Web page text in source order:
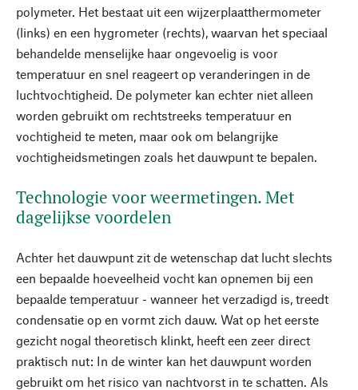
polymeter. Het bestaat uit een wijzerplaatthermometer
(links) en een hygrometer (rechts), waarvan het speciaal
behandelde menselijke haar ongevoelig is voor
temperatuur en snel reageert op veranderingen in de
luchtvochtigheid. De polymeter kan echter niet alleen
worden gebruikt om rechtstreeks temperatuur en
vochtigheid te meten, maar ook om belangrijke
vochtigheidsmetingen zoals het dauwpunt te bepalen.
Technologie voor weermetingen. Met
dagelijkse voordelen
Achter het dauwpunt zit de wetenschap dat lucht slechts
een bepaalde hoeveelheid vocht kan opnemen bij een
bepaalde temperatuur - wanneer het verzadigd is, treedt
condensatie op en vormt zich dauw. Wat op het eerste
gezicht nogal theoretisch klinkt, heeft een zeer direct
praktisch nut: In de winter kan het dauwpunt worden
gebruikt om het risico van nachtvorst in te schatten. Als